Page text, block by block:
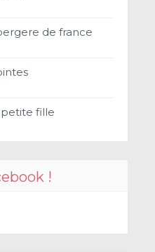
de france
fille
!